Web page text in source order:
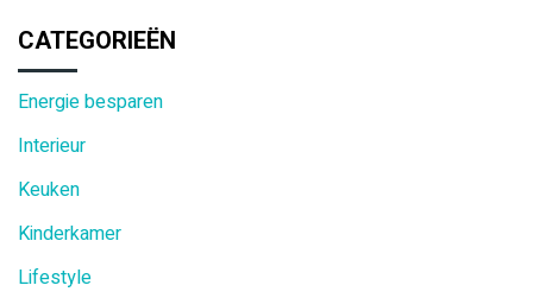
CATEGORIEËN
Energie besparen
Interieur
Keuken
Kinderkamer
Lifestyle